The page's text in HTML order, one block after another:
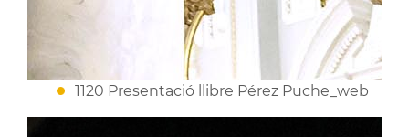
1120 Presentació llibre Pérez Puche_web